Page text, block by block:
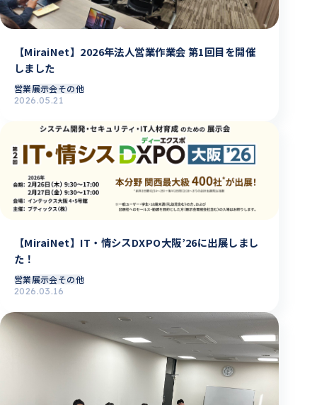
【MiraiNet】2026年法人営業作業会 第1回目を開催
しました
営業展示会その他
2026.05.21
【MiraiNet】IT・情シスDXPO大阪’26に出展しまし
た！
営業展示会その他
2026.03.16